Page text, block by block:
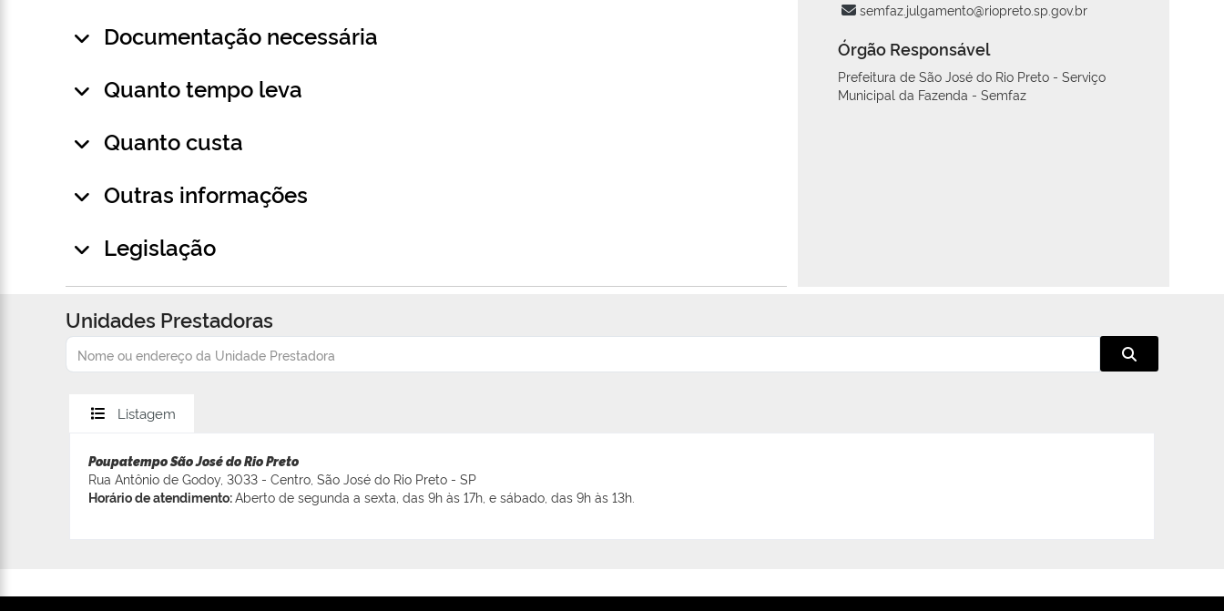
Documentação necessária
Quanto tempo leva
Quanto custa
Outras informações
Legislação
semfaz.julgamento@riopreto.sp.gov.br
Órgão Responsável
Prefeitura de São José do Rio Preto - Serviço
Municipal da Fazenda - Semfaz
Unidades Prestadoras
Listagem
Poupatempo São José do Rio Preto
Rua Antônio de Godoy, 3033 - Centro, São José do Rio Preto - SP
Horário de atendimento:Aberto de segunda a sexta, das 9h às 17h, e sábado, das 9h às 13h.